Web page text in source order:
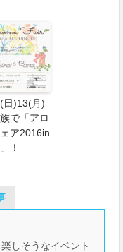
日)13(月)
で「アロ
ア2016in
！
しそうなイベント